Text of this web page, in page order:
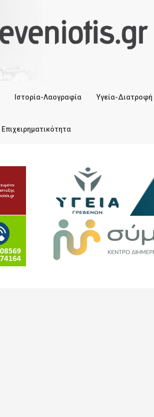
Ιστορία-Λαογραφία Υγεία-Διατροφή
Επιχειρηματικότητα